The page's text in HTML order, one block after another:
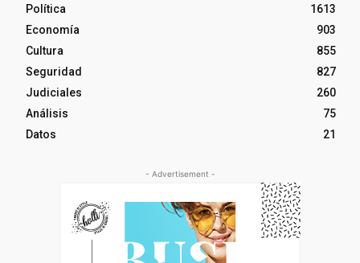
Política
1613
Economía
903
Cultura
855
Seguridad
827
Judiciales
260
Análisis
75
Datos
21
- Advertisement -